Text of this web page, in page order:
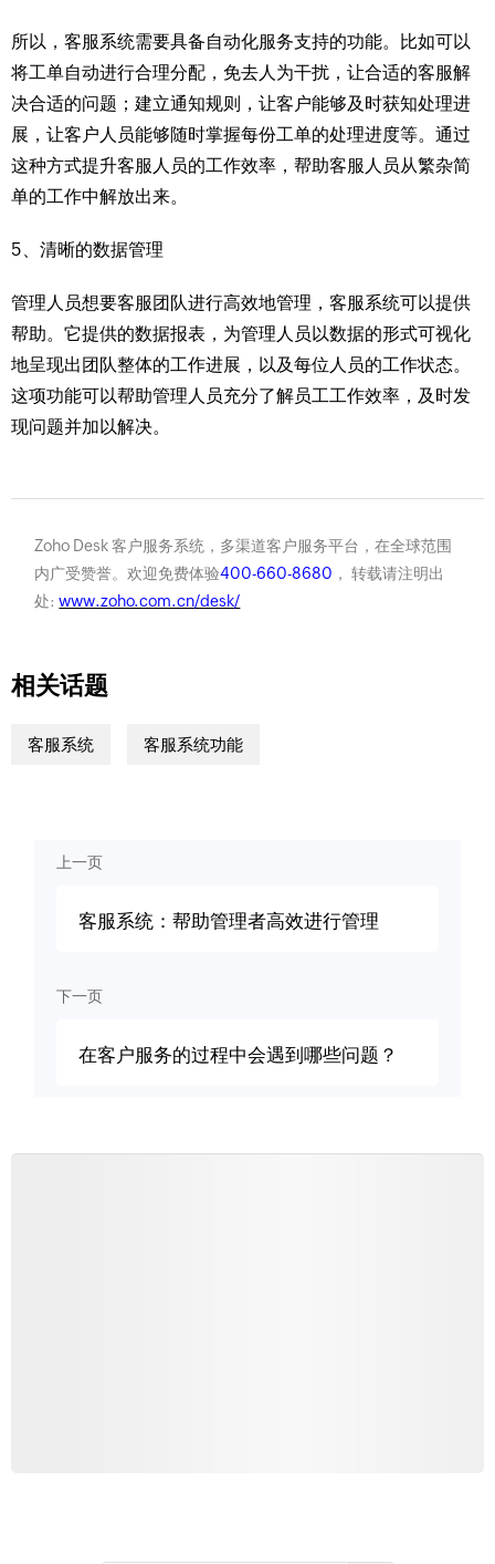
所以，客服系统需要具备自动化服务支持的功能。比如可以
将工单自动进行合理分配，免去人为干扰，让合适的客服解
决合适的问题；建立通知规则，让客户能够及时获知处理进
展，让客户人员能够随时掌握每份工单的处理进度等。通过
这种方式提升客服人员的工作效率，帮助客服人员从繁杂简
单的工作中解放出来。
5、清晰的数据管理
管理人员想要客服团队进行高效地管理，客服系统可以提供
帮助。它提供的数据报表，为管理人员以数据的形式可视化
地呈现出团队整体的工作进展，以及每位人员的工作状态。
这项功能可以帮助管理人员充分了解员工工作效率，及时发
现问题并加以解决。
Zoho Desk 客户服务系统，多渠道客户服务平台，在全球范围
内广受赞誉。欢迎免费体验400-660-8680 ， 转载请注明出
处:www.zoho.com.cn/desk/
相关话题
客服系统 客服系统功能
上一页
客服系统：帮助管理者高效进行管理
下一页
在客户服务的过程中会遇到哪些问题？